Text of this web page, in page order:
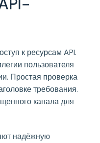
к ресурсам API.
пользователя
Простая проверка
требования.
канала для
надёжную